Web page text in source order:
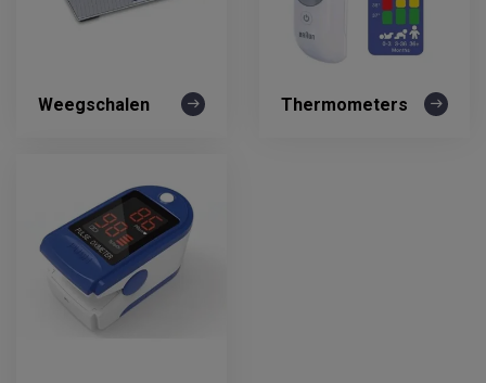
Weegschalen Thermometers